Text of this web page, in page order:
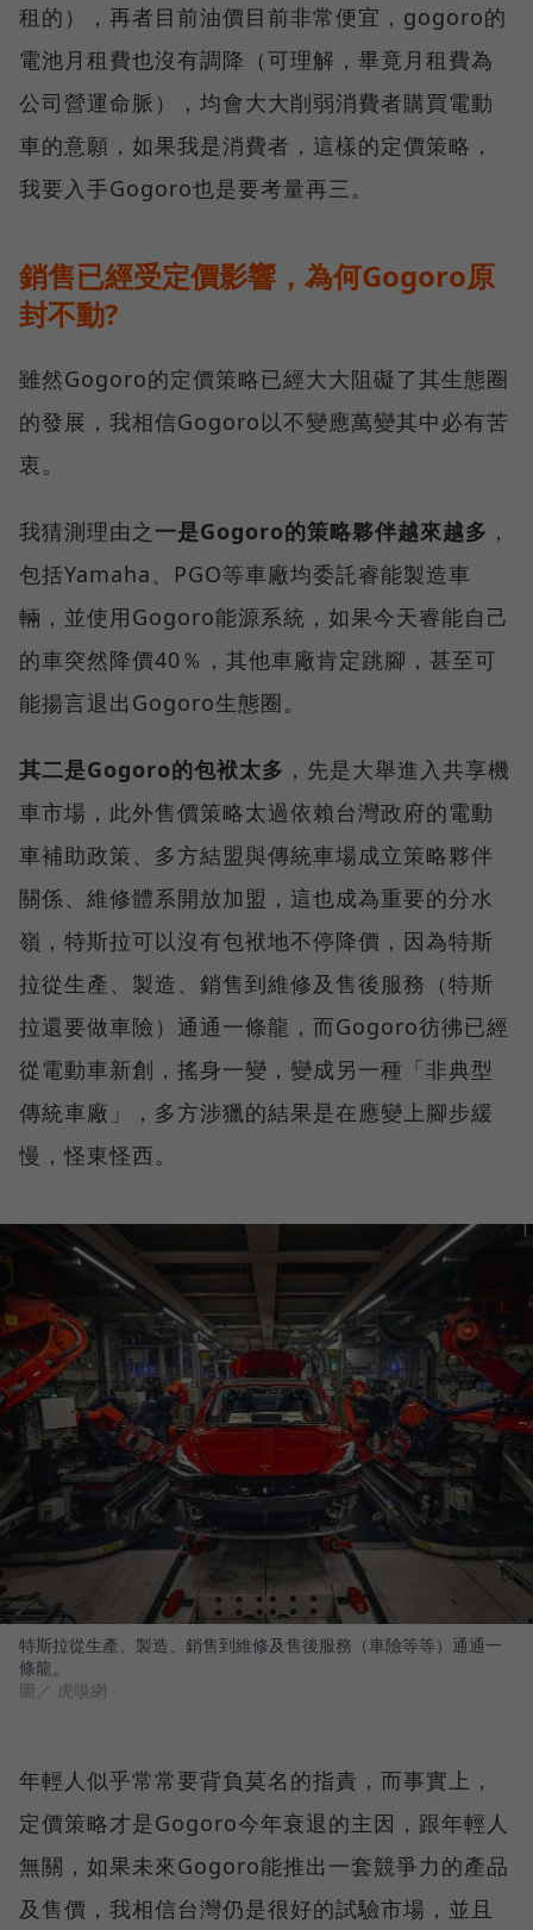
租的），再者目前油價目前非常便宜，gogoro的
電池月租費也沒有調降（可理解，畢竟月租費為
公司營運命脈），均會大大削弱消費者購買電動
車的意願，如果我是消費者，這樣的定價策略，
我要入手Gogoro也是要考量再三。
銷售已經受定價影響，為何Gogoro原
封不動?
雖然Gogoro的定價策略已經大大阻礙了其生態圈
的發展，我相信Gogoro以不變應萬變其中必有苦
衷。
我猜測理由之 一是Gogoro的策略夥伴越來越多 ，
包括Yamaha、PGO等車廠均委託睿能製造車
輛，並使用Gogoro能源系統，如果今天睿能自己
的車突然降價40％，其他車廠肯定跳腳，甚至可
能揚言退出Gogoro生態圈。
其二是Gogoro的包袱太多 ，先是大舉進入共享機
車市場，此外售價策略太過依賴台灣政府的電動
車補助政策、多方結盟與傳統車場成立策略夥伴
關係、維修體系開放加盟，這也成為重要的分水
嶺，特斯拉可以沒有包袱地不停降價，因為特斯
拉從生產、製造、銷售到維修及售後服務（特斯
拉還要做車險）通通一條龍，而Gogoro彷彿已經
從電動車新創，搖身一變，變成另一種「非典型
傳統車廠」，多方涉獵的結果是在應變上腳步緩
慢，怪東怪西。
特斯拉從生產、製造、銷售到維修及售後服務（車險等等）通通一
條龍。
圖／ 虎嗅網
年輕人似乎常常要背負莫名的指責，而事實上，
定價策略才是Gogoro今年衰退的主因，跟年輕人
無關，如果未來Gogoro能推出一套競爭力的產品
及售價，我相信台灣仍是很好的試驗市場，並且